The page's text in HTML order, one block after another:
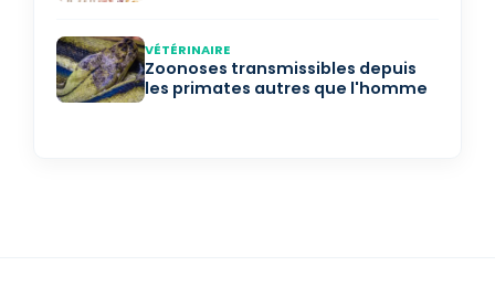
VÉTÉRINAIRE
Zoonoses transmissibles depuis
les primates autres que l'homme